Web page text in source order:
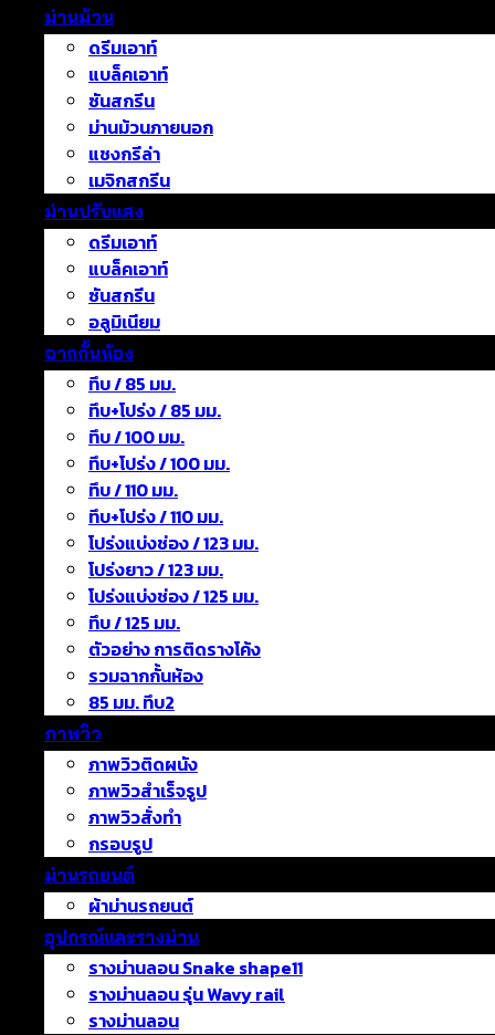
ม่านม้วน
ดรีมเอาท์
แบล็คเอาท์
ซันสกรีน
ม่านม้วนภายนอก
แชงกรีล่า
เมจิกสกรีน
ม่านปรับแสง
ดรีมเอาท์
แบล็คเอาท์
ซันสกรีน
อลูมิเนียม
ฉากกั้นห้อง
ทึบ / 85 มม.
ทึบ+โปร่ง / 85 มม.
ทึบ / 100 มม.
ทึบ+โปร่ง / 100 มม.
ทึบ / 110 มม.
ทึบ+โปร่ง / 110 มม.
โปร่งแบ่งช่อง / 123 มม.
โปร่งยาว / 123 มม.
โปร่งแบ่งช่อง / 125 มม.
ทึบ / 125 มม.
ตัวอย่าง การติดรางโค้ง
รวมฉากกั้นห้อง
85 มม. ทึบ2
ภาพวิว
ภาพวิวติดผนัง
ภาพวิวสำเร็จรูป
ภาพวิวสั่งทำ
กรอบรูป
ม่านรถยนต์
ผ้าม่านรถยนต์
อุปกรณ์และรางม่าน
รางม่านลอน Snake shape11
รางม่านลอน รุ่น Wavy rail
รางม่านลอน